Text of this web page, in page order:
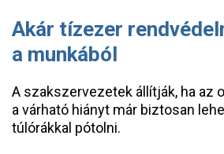
Akár tízezer
a munkából
A szakszervezetek állítják, ha az
a várható hiányt már biztosan
túlórákkal pótolni.